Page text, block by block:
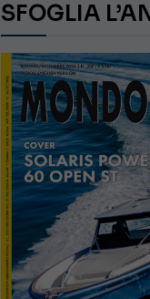
SFOGLIA